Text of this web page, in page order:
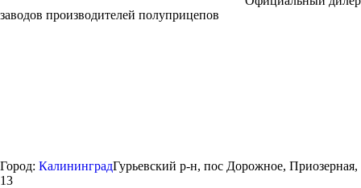
заводов производителей полуприцепов
Город: КалининградГурьевский р-н, пос Дорожное, Приозерная,
13